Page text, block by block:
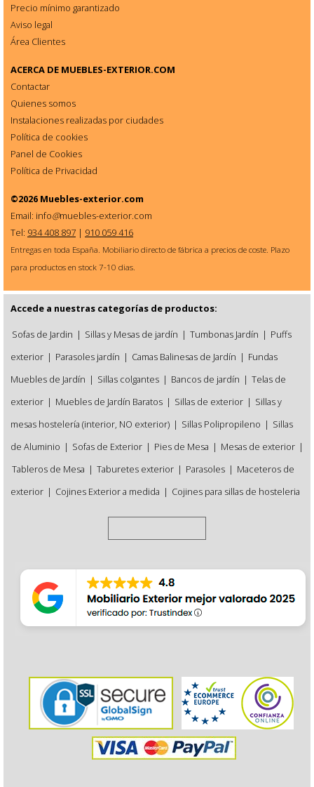
Precio mínimo garantizado
Aviso legal
Área Clientes
ACERCA DE MUEBLES-EXTERIOR.COM
Contactar
Quienes somos
Instalaciones realizadas por ciudades
Política de cookies
Panel de Cookies
Política de Privacidad
©2026 Muebles-exterior.com
Email: info@muebles-exterior.com
Tel: 934 408 897 | 910 059 416
Entregas en toda España. Mobiliario directo de fábrica a precios de coste. Plazo
para productos en stock 7-10 dias.
Accede a nuestras categorías de productos:
Sofas de Jardin | Sillas y Mesas de jardín | Tumbonas Jardín | Puffs
exterior | Parasoles jardín | Camas Balinesas de Jardín | Fundas
Muebles de Jardín | Sillas colgantes | Bancos de jardín | Telas de
exterior | Muebles de Jardín Baratos | Sillas de exterior | Sillas y
mesas hostelería (interior, NO exterior) | Sillas Polipropileno | Sillas
de Aluminio | Sofas de Exterior | Pies de Mesa | Mesas de exterior |
Tableros de Mesa | Taburetes exterior | Parasoles | Maceteros de
exterior | Cojines Exterior a medida | Cojines para sillas de hosteleria